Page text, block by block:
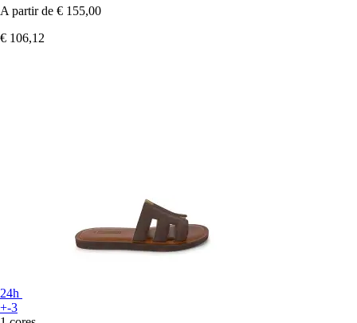
A partir de € 155,00
€ 106,12
24h
+-3